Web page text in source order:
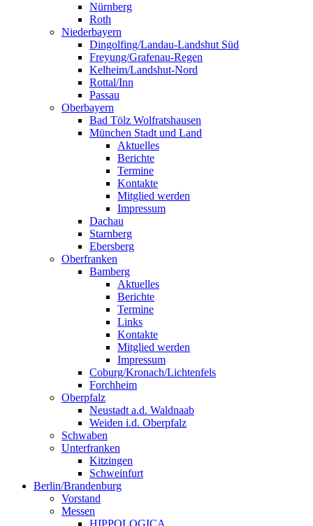
Nürnberg
Roth
Niederbayern
Dingolfing/Landau-Landshut Süd
Freyung/Grafenau-Regen
Kelheim/Landshut-Nord
Rottal/Inn
Passau
Oberbayern
Bad Tölz Wolfratshausen
München Stadt und Land
Aktuelles
Berichte
Termine
Kontakte
Mitglied werden
Impressum
Dachau
Starnberg
Ebersberg
Oberfranken
Bamberg
Aktuelles
Berichte
Termine
Links
Kontakte
Mitglied werden
Impressum
Coburg/Kronach/Lichtenfels
Forchheim
Oberpfalz
Neustadt a.d. Waldnaab
Weiden i.d. Oberpfalz
Schwaben
Unterfranken
Kitzingen
Schweinfurt
Berlin/Brandenburg
Vorstand
Messen
HIPPOLOGICA